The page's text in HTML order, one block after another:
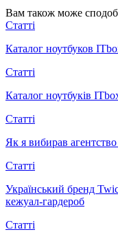
Вам також може
Статті
Каталог ноутбуков
Статті
Каталог ноутбуків
Статті
Як я вибирав
Статті
Український бренд
кежуал-гардероб
Статті